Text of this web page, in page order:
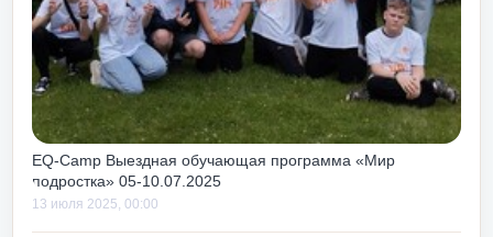
EQ-Camp Выездная обучающая программа «Мир
подростка» 05-10.07.2025
13 июля 2025, 00:00